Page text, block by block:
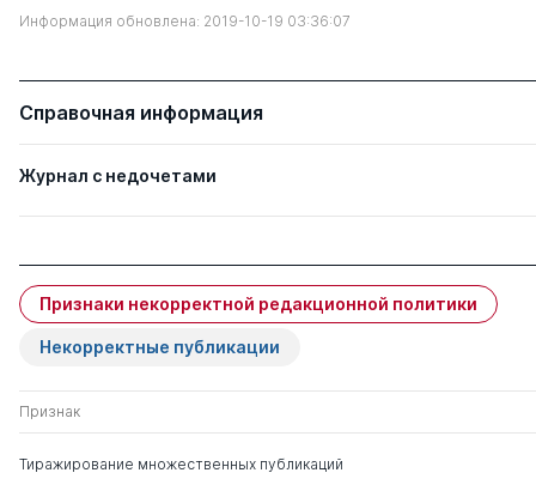
Информация обновлена: 2019-10-19 03:36:07
Справочная информация
Журнал с недочетами
Признаки некорректной редакционной политики
Некорректные публикации
Признак
Тиражирование множественных публикаций